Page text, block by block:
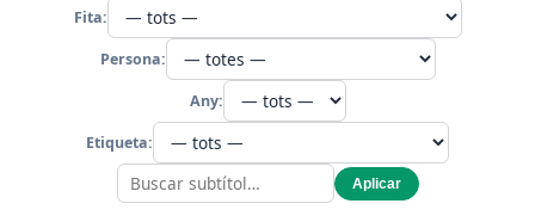
Fita:
Persona:
Any:
Etiqueta:
Aplicar